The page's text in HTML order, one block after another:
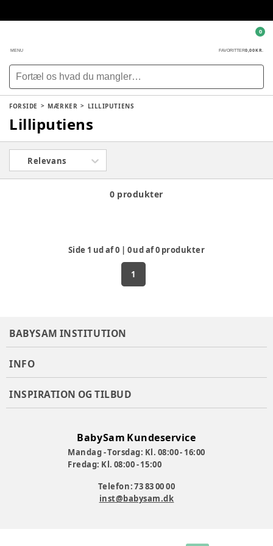
MENU FAVORITTER0,00 KR.
0
FORSIDE MÆRKER LILLIPUTIENS
Lilliputiens
Relevans
0 produkter
Side 1 ud af0 0ud af0 produkter
1
BABYSAM INSTITUTION
INFO
INSPIRATION OG TILBUD
BabySam Kundeservice
Mandag - Torsdag: Kl. 08:00 - 16:00
Fredag: Kl. 08:00 - 15:00
Telefon: 73 83 00 00
inst@babysam.dk